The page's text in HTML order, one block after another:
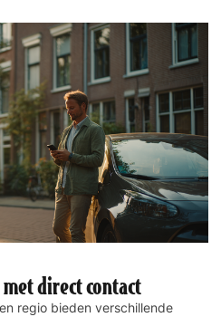
direct contact
regio bieden verschillende